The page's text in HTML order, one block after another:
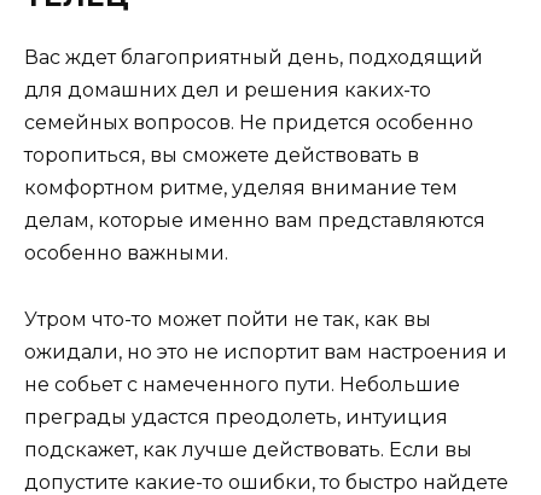
Вас ждет благоприятный день, подходящий
для домашних дел и решения каких-то
семейных вопросов. Не придется особенно
торопиться, вы сможете действовать в
комфортном ритме, уделяя внимание тем
делам, которые именно вам представляются
особенно важными.
Утром что-то может пойти не так, как вы
ожидали, но это не испортит вам настроения и
не собьет с намеченного пути. Небольшие
преграды удастся преодолеть, интуиция
подскажет, как лучше действовать. Если вы
допустите какие-то ошибки, то быстро найдете